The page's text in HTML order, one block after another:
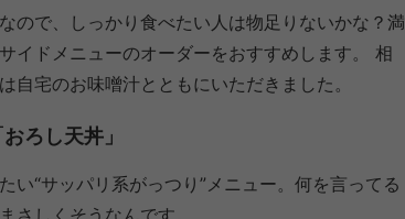
ので、しっかり食べたい人は物足りないかな？満
イドメニューのオーダーをおすすめします。 相
自宅のお味噌汁とともにいただきました。
ろし天丼」
い“サッパリ系がっつり”メニュー。何を言ってる
さしくそうなんです。